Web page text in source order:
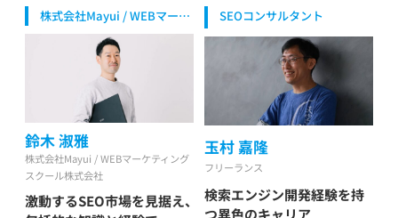
等） / 生活全般（不用
品・アパレル・家事） /
健康食品・ウォータ
ーサーバー / レンタ
ル / ブライダル（婚
活・式場・フォト） /
エンディング（葬儀・
墓・永代供養） / 医
療・健康・病院・クリ
ニック / 美容・脱毛・
サロン / ジム・フィ
ットネス / 金融・保
ーカルSEO / DB・大
規模SEO / ペナルテ
ィ解除 / YMYL対応 /
特殊サイト対応 / デ
ータ分析（GA4・
Search Console） /
SEO内製化支援 / AI
活用 / LLMO / MEO
/ 広告 / SNS / アフ
ィリエイト / ベンチ
支援 / 上場企業支援
示板 / SPA/SSR/SSG
/ その他（特殊な仕
等） / 生活全般（不用
品・アパレル・家事） /
健康食品・ウォータ
ーサーバー / 飲食・
フード・レストラン /
介護・福祉 / 医療・健
康・病院・クリニック
金融・保険・投資 / 不
動産・住宅・工務店 /
エンタメ・メディア /
求人・転職・人材 / 士
DB・大規模SEO / ペ
ナルティ解除 /
YMYL対応 / 特殊サ
イト対応 / データ分
析（GA4・Search
Console） / BIツール
/ SEO内製化支援 /
AI活用 / ベンチャー
支援 / 大手企業支援
/ 上場企業支援 /
SEO歴10年以上
株式会社Mayui / WEBマーケ
ティングスクール株式会社 代
表取締役社長
鈴木 淑雅
株式会社Mayui / WEBマーケティング
スクール株式会社
激動するSEO市場を見据え、
SEOコンサルタント
玉村 嘉隆
フリーランス
検索エンジン開発経験を持
つ異色のキャリア